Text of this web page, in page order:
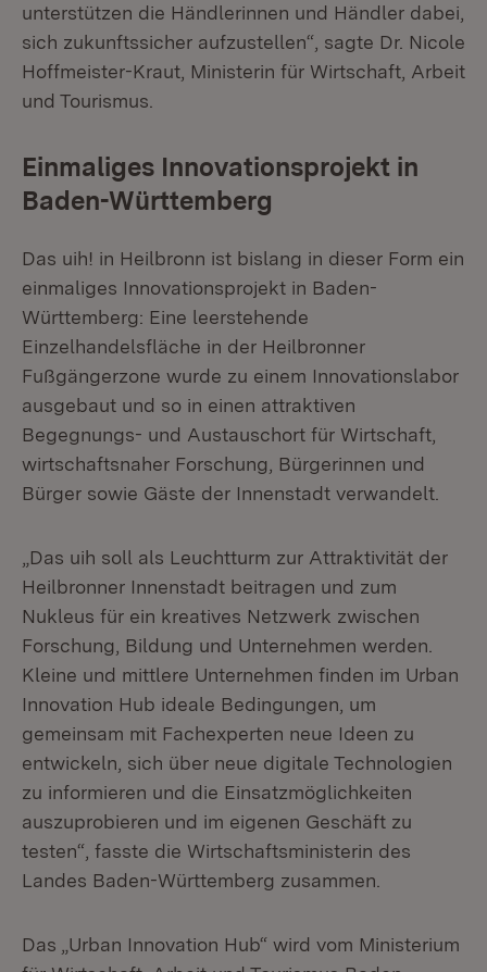
unterstützen die Händlerinnen und Händler dabei,
sich zukunftssicher aufzustellen“, sagte Dr. Nicole
Hoffmeister-Kraut, Ministerin für Wirtschaft, Arbeit
und Tourismus.
Einmaliges Innovationsprojekt in
Baden-Württemberg
Das uih! in Heilbronn ist bislang in dieser Form ein
einmaliges Innovationsprojekt in Baden-
Württemberg: Eine leerstehende
Einzelhandelsfläche in der Heilbronner
Fußgängerzone wurde zu einem Innovationslabor
ausgebaut und so in einen attraktiven
Begegnungs- und Austauschort für Wirtschaft,
wirtschaftsnaher Forschung, Bürgerinnen und
Bürger sowie Gäste der Innenstadt verwandelt.
„Das uih soll als Leuchtturm zur Attraktivität der
Heilbronner Innenstadt beitragen und zum
Nukleus für ein kreatives Netzwerk zwischen
Forschung, Bildung und Unternehmen werden.
Kleine und mittlere Unternehmen finden im Urban
Innovation Hub ideale Bedingungen, um
gemeinsam mit Fachexperten neue Ideen zu
entwickeln, sich über neue digitale Technologien
zu informieren und die Einsatzmöglichkeiten
auszuprobieren und im eigenen Geschäft zu
testen“, fasste die Wirtschaftsministerin des
Landes Baden-Württemberg zusammen.
Das „Urban Innovation Hub“ wird vom Ministerium